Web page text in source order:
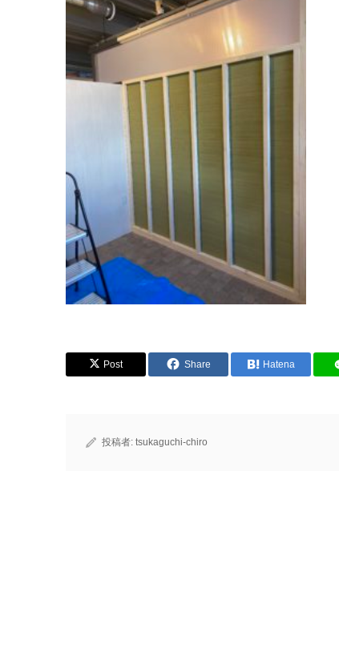
Post Share Hatena
投稿者: tsukaguchi-chiro